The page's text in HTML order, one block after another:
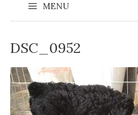
Main
Menu
MENU
DSC_0952